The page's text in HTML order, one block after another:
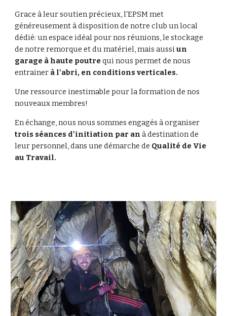
Grace à leur soutien précieux, l'EPSM met
généreusement à disposition de notre club un local
dédié: un espace idéal pour nos réunions, le stockage
de notre remorque et du matériel, mais aussi un
garage à haute poutrequi nous permet de nous
entrainer à l'abri, en conditions verticales.
Une ressource inestimable pour la formation de nos
nouveaux membres!
En échange, nous nous sommes engagés à organiser
trois séances d'initiation par an à destination de
leur personnel, dans une démarche de Qualité de Vie
au Travail.